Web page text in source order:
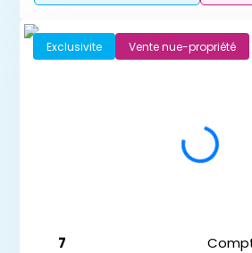
Exclusivite Vente nue-propriété
7